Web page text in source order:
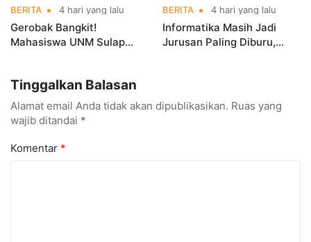
BERITA 4 hari yang lalu
Gerobak Bangkit!
Mahasiswa UNM Sulap
BERITA 4 hari yang lalu
Informatika Masih Jadi
Jurusan Paling Diburu,
Tinggalkan Balasan
Alamat email Anda tidak akan dipublikasikan. Ruas yang
wajib ditandai *
Komentar *